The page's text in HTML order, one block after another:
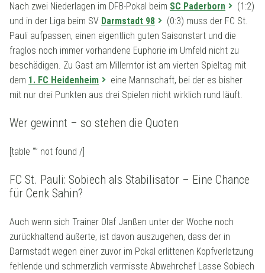
Nach zwei Niederlagen im DFB-Pokal beim SC Paderborn
(1:2)
und in der Liga beim SV Darmstadt 98
(0:3) muss der FC St.
Pauli aufpassen, einen eigentlich guten Saisonstart und die
fraglos noch immer vorhandene Euphorie im Umfeld nicht zu
beschädigen. Zu Gast am Millerntor ist am vierten Spieltag mit
dem 1. FC Heidenheim
eine Mannschaft, bei der es bisher
mit nur drei Punkten aus drei Spielen nicht wirklich rund läuft.
Wer gewinnt – so stehen die Quoten
[table “” not found /]
FC St. Pauli: Sobiech als Stabilisator – Eine Chance
für Cenk Sahin?
Auch wenn sich Trainer Olaf Janßen unter der Woche noch
zurückhaltend äußerte, ist davon auszugehen, dass der in
Darmstadt wegen einer zuvor im Pokal erlittenen Kopfverletzung
fehlende und schmerzlich vermisste Abwehrchef Lasse Sobiech